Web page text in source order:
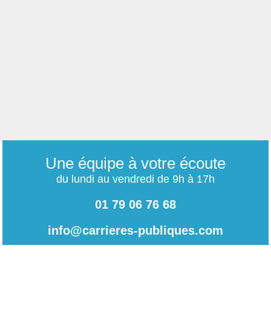
Une équipe à votre écoute
du lundi au vendredi de 9h à 17h
01 79 06 76 68
info@carrieres-publiques.com